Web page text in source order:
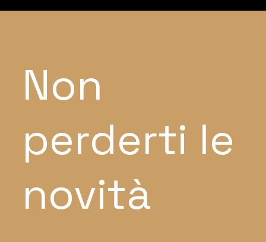
Non
perderti le
novità